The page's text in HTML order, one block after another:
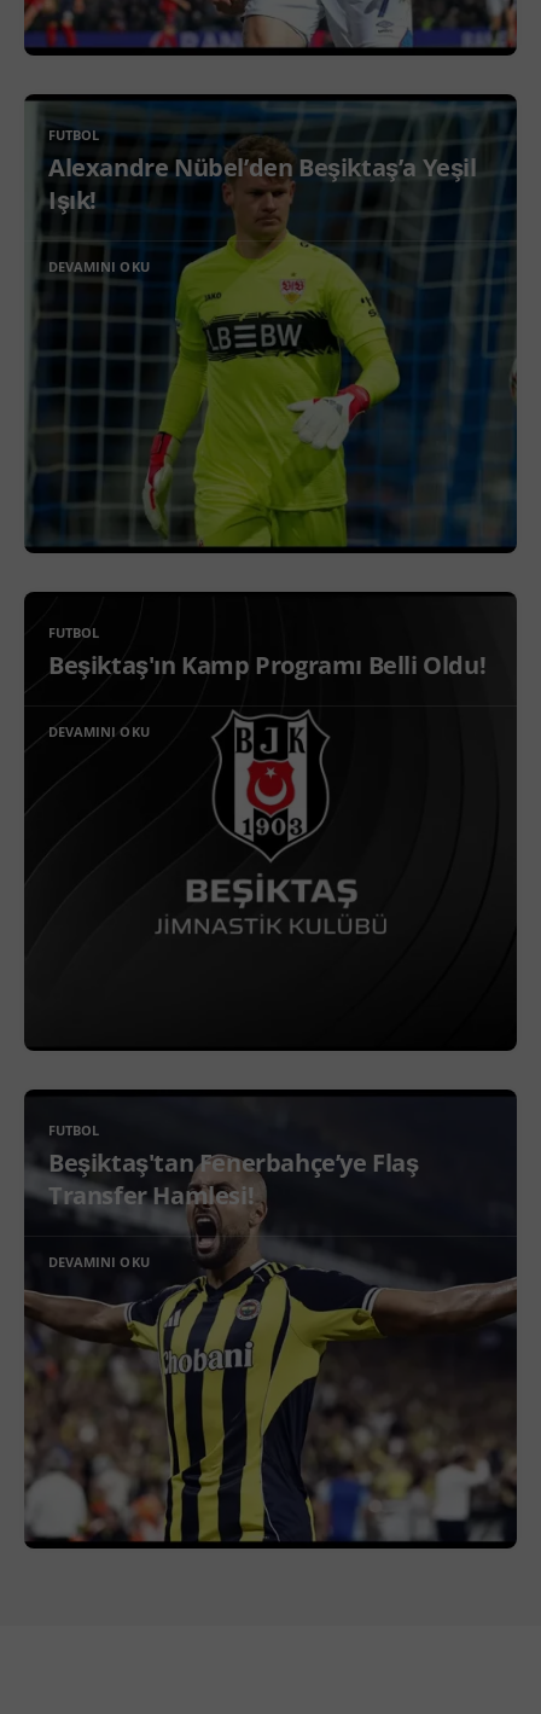
FUTBOL
Alexandre Nübel’den Beşiktaş’a Yeşil
Işık!
DEVAMINI OKU
FUTBOL
Beşiktaş'ın Kamp Programı Belli Oldu!
DEVAMINI OKU
FUTBOL
Beşiktaş'tan Fenerbahçe’ye Flaş
Transfer Hamlesi!
DEVAMINI OKU